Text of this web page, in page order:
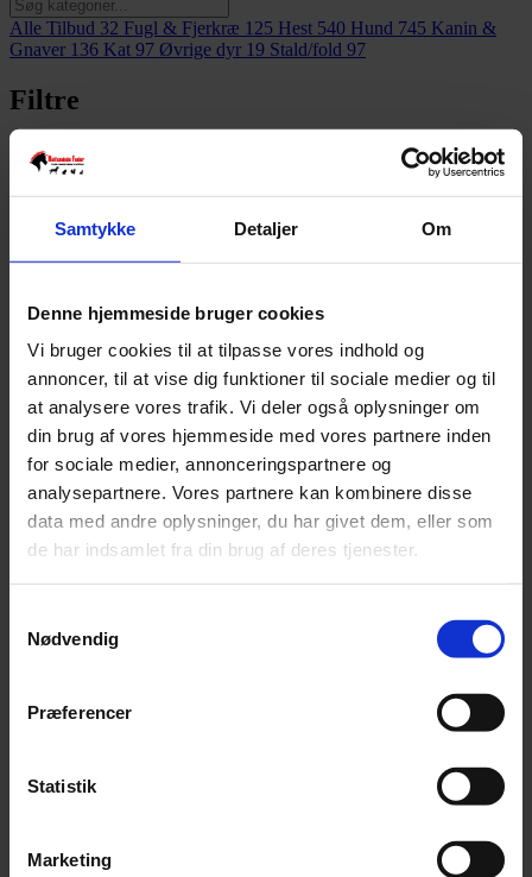
Samtykke Detaljer Om
Denne hjemmeside bruger cookies
Vi bruger cookies til at tilpasse vores indhold og
annoncer, til at vise dig funktioner til sociale medier og til
at analysere vores trafik. Vi deler også oplysninger om
din brug af vores hjemmeside med vores partnere inden
for sociale medier, annonceringspartnere og
analysepartnere. Vores partnere kan kombinere disse
data med andre oplysninger, du har givet dem, eller som
de har indsamlet fra din brug af deres tjenester.
Nødvendig
Præferencer
Statistik
Marketing
Alle Tilbud 32 Fugl & Fjerkræ 125 Hest 540 Hund 745 Kanin &
Gnaver 136 Kat 97 Øvrige dyr 19 Stald/fold 97
Filtre
Viser1-10
Æglægning Økologisk – 14 kg
210,00
Tilføj
Afskallede Solsikke – 3 kg
99,00
Tilføj